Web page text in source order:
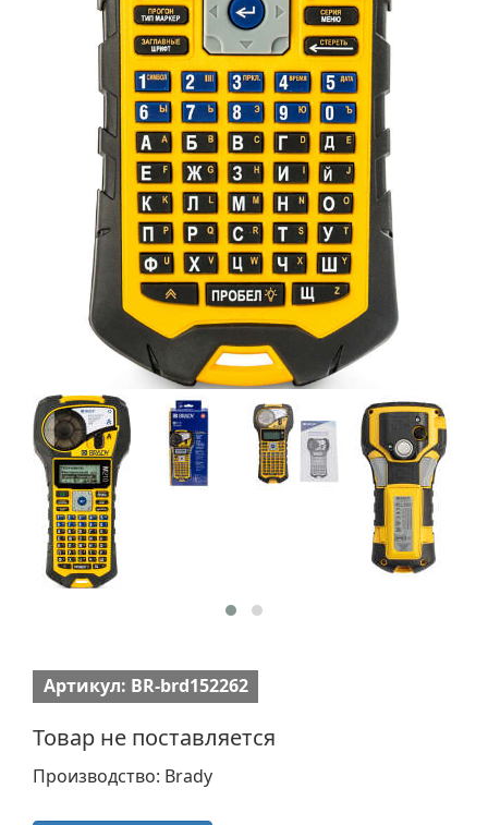
Артикул: BR-brd152262
Товар не поставляется
Производство: Brady